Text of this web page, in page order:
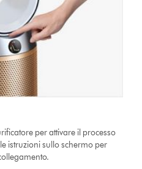
per attivare il processo
istruzioni sullo schermo per